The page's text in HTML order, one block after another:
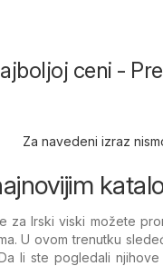
ceni -
Za navedeni izraz
za Irski viski možete
U ovom trenutku
li ste pogledali